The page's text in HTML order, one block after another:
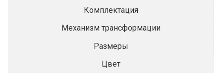
Комплектация
Механизм трансформации
Размеры
Цвет